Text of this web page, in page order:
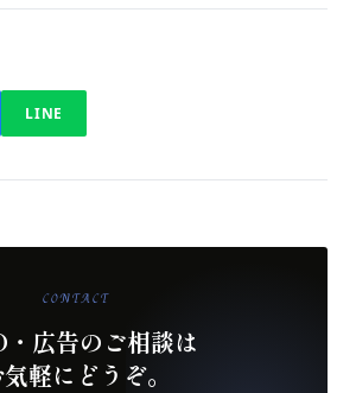
LINE
CONTACT
広告のご相談は
軽にどうぞ。